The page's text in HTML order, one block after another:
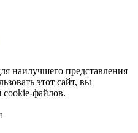
наилучшего представления
этот сайт, вы
cookie-файлов.